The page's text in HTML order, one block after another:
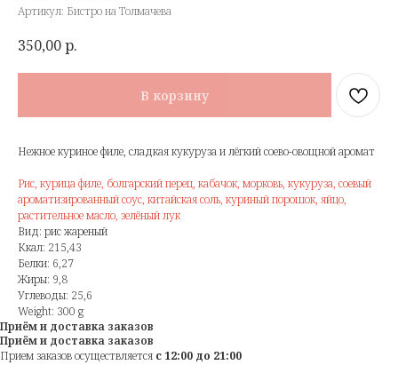
Артикул: Бистро на Толмачева
350,00р.
В корзину
Нежное куриное филе, сладкая кукуруза и лёгкий соево-овощной аромат
Рис, курица филе, болгарский перец, кабачок, морковь, кукуруза, соевый
ароматизированный соус, китайская соль, куриный порошок, яйцо,
растительное масло, зелёный лук
Вид: рис жареный
Ккал: 215,43
Белки: 6,27
Жиры: 9,8
Углеводы: 25,6
Weight: 300 g
Приём и доставка заказов
Приём и доставка заказов
Прием заказов осуществляется с 12:00 до 21:00